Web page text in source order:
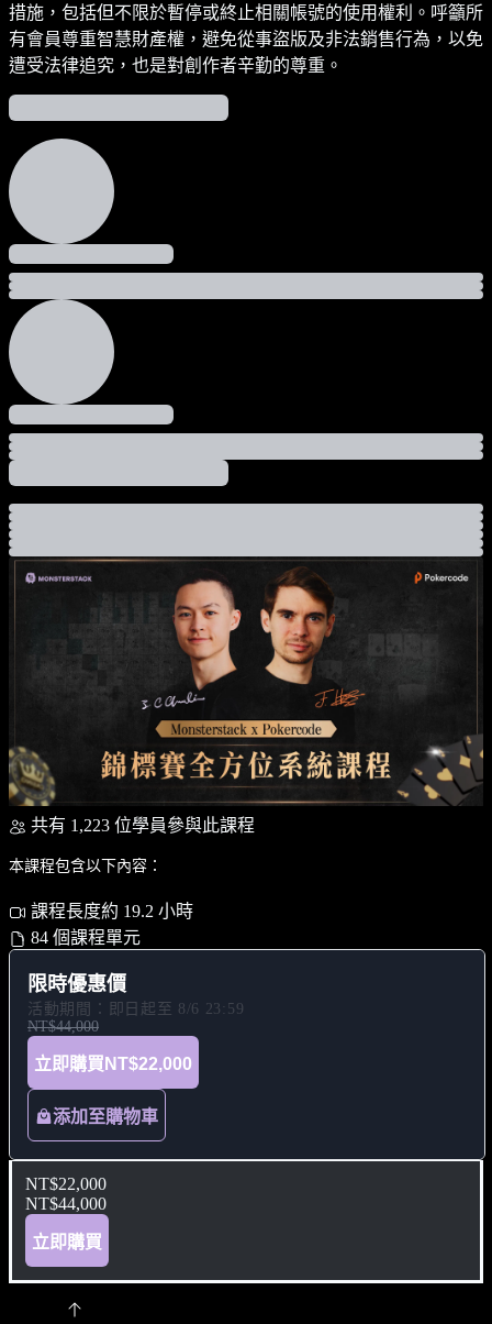
措施，包括但不限於暫停或終止相關帳號的使用權利。呼籲所
有會員尊重智慧財產權，避免從事盜版及非法銷售行為，以免
遭受法律追究，也是對創作者辛勤的尊重。
共有 1,223 位學員參與此課程
本課程包含以下內容：
課程長度約 19.2 小時
84 個課程單元
限時優惠價
活動期間：即日起至 8/6 23:59
NT$44,000
立即購買 NT$22,000
添加至購物車
NT$22,000
NT$44,000
立即購買